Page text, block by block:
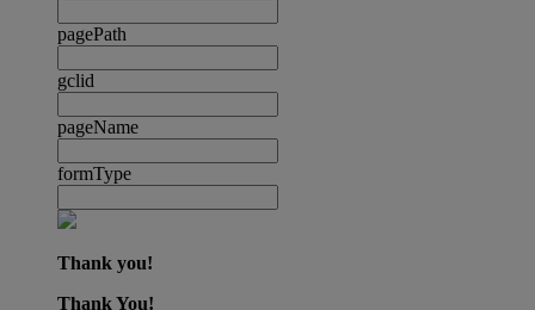
pagePath
gclid
pageName
formType
Thank you!
Thank You!